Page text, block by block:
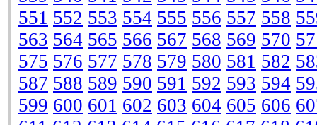
551 552 553 554 555 556 557 558
563 564 565 566 567 568 569 570
575 576 577 578 579 580 581 582
587 588 589 590 591 592 593 594
599 600 601 602 603 604 605 606